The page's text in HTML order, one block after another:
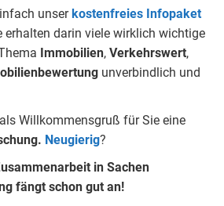
unser kostenfreies Infopaket
erhalten darin viele wirklich wichtige
Immobilien, Verkehrswert,
unverbindlich und
Willkommensgruß für Sie eine
Neugierig?
in Sachen
fängt schon gut an!